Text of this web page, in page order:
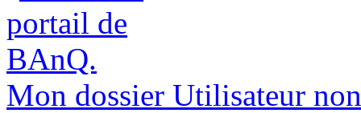
Mon dossier Utilisateur